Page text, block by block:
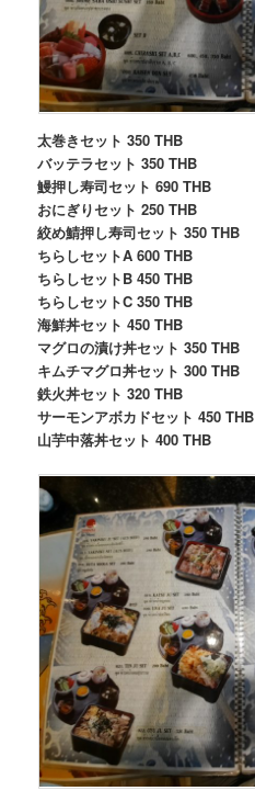
太巻きセット 350 THB
バッテラセット 350 THB
鰻押し寿司セット 690 THB
おにぎりセット 250 THB
絞め鯖押し寿司セット 350 THB
ちらしセットA 600 THB
ちらしセットB 450 THB
ちらしセットC 350 THB
海鮮丼セット 450 THB
マグロの漬け丼セット 350 THB
キムチマグロ丼セット 300 THB
鉄火丼セット 320 THB
サーモンアボカドセット 450 THB
山芋中落丼セット 400 THB